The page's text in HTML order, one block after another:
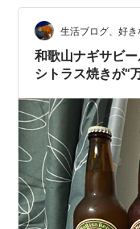
生活ブログ、好き
和歌山ナギサビ
シトラス焼きが“